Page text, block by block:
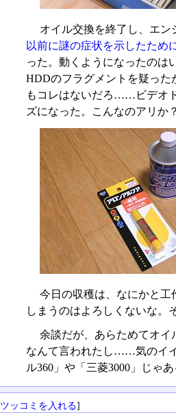
オイル交換を終了し、エン
以前に謎の症状を示したため
った。動くようになったのは
HDDのフラグメントを疑っ
もコレはないだろ……ビデオ
ズになった。こんなのアリか
今日の収穫は、なにかと工
しまうのはよろしくないな。
余談だが、あらためてオイ
なんて言われたし……気のイ
ル360」や「三菱3000」じゃ
ツッコミを入れる]